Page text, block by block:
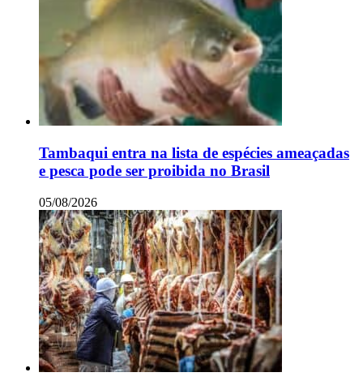
Tambaqui entra na lista de espécies ameaçadas
e pesca pode ser proibida no Brasil
05/08/2026